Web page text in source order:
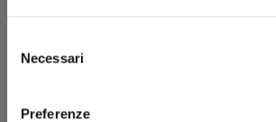
delNecessari
Preferenze